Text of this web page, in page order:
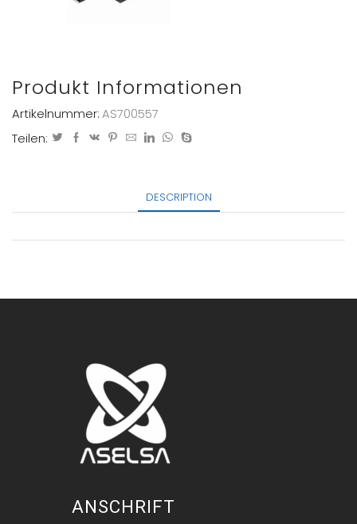
Produkt Informationen
Artikelnummer:AS700557
Teilen:
DESCRIPTION
ANSCHRIFT